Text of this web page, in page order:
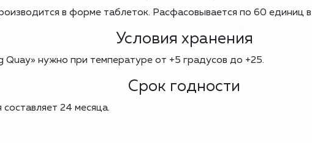
в форме таблеток. Расфасовывается по 60 единиц
Условия хранения
Quay» нужно при температуре от +5 градусов до +25.
Срок годности
24 месяца.